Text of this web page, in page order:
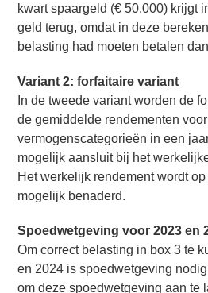
kwart spaargeld (€ 50.000) krijgt
geld terug, omdat in deze
belasting had moeten betalen
Variant 2: forfaitaire variant
In de tweede variant worden de
de gemiddelde rendementen
vermogenscategorieën in een
mogelijk aansluit bij het
Het werkelijk rendement wordt
mogelijk benaderd.
Spoedwetgeving voor 2023 en
Om correct belasting in box 3 te
en 2024 is spoedwetgeving
om deze spoedwetgeving aan te